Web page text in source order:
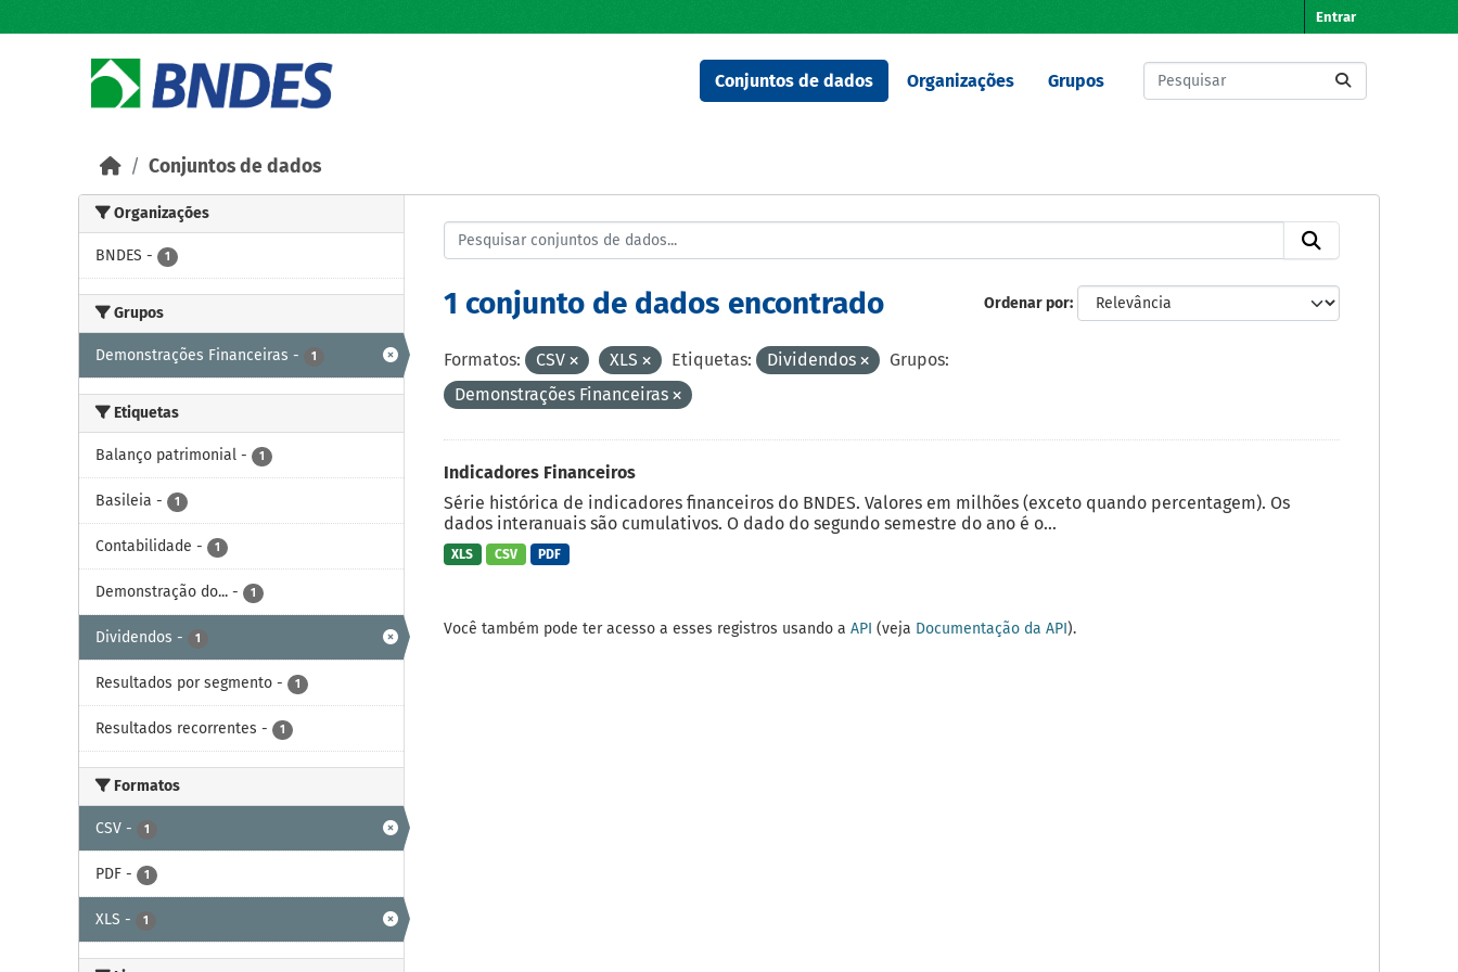
Entrar
Conjuntos de dados Organizações Grupos
Conjuntos de dados
Organizações
BNDES - 1
Grupos
Demonstrações Financeiras - 1
Etiquetas
Balanço patrimonial - 1
Basileia - 1
Contabilidade - 1
Demonstração do... - 1
Dividendos - 1
Resultados por segmento - 1
Resultados recorrentes - 1
Formatos
CSV - 1
PDF - 1
XLS - 1
Ordenar por
1 conjunto de dados encontrado
Formatos: CSV XLS Etiquetas: Dividendos
Grupos:
Demonstrações Financeiras
Indicadores Financeiros
Série histórica de indicadores financeiros do BNDES. Valores em milhões (exceto quando percentagem). Os
dados interanuais são cumulativos. O dado do segundo semestre do ano é o...
XLS CSV PDF
Você também pode ter acesso a esses registros usando a API (veja Documentação da API).